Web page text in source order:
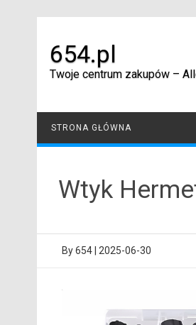
654.pl
Twoje centrum zakupów –
STRONA GŁÓWNA
Wtyk
By654 2025-06-30